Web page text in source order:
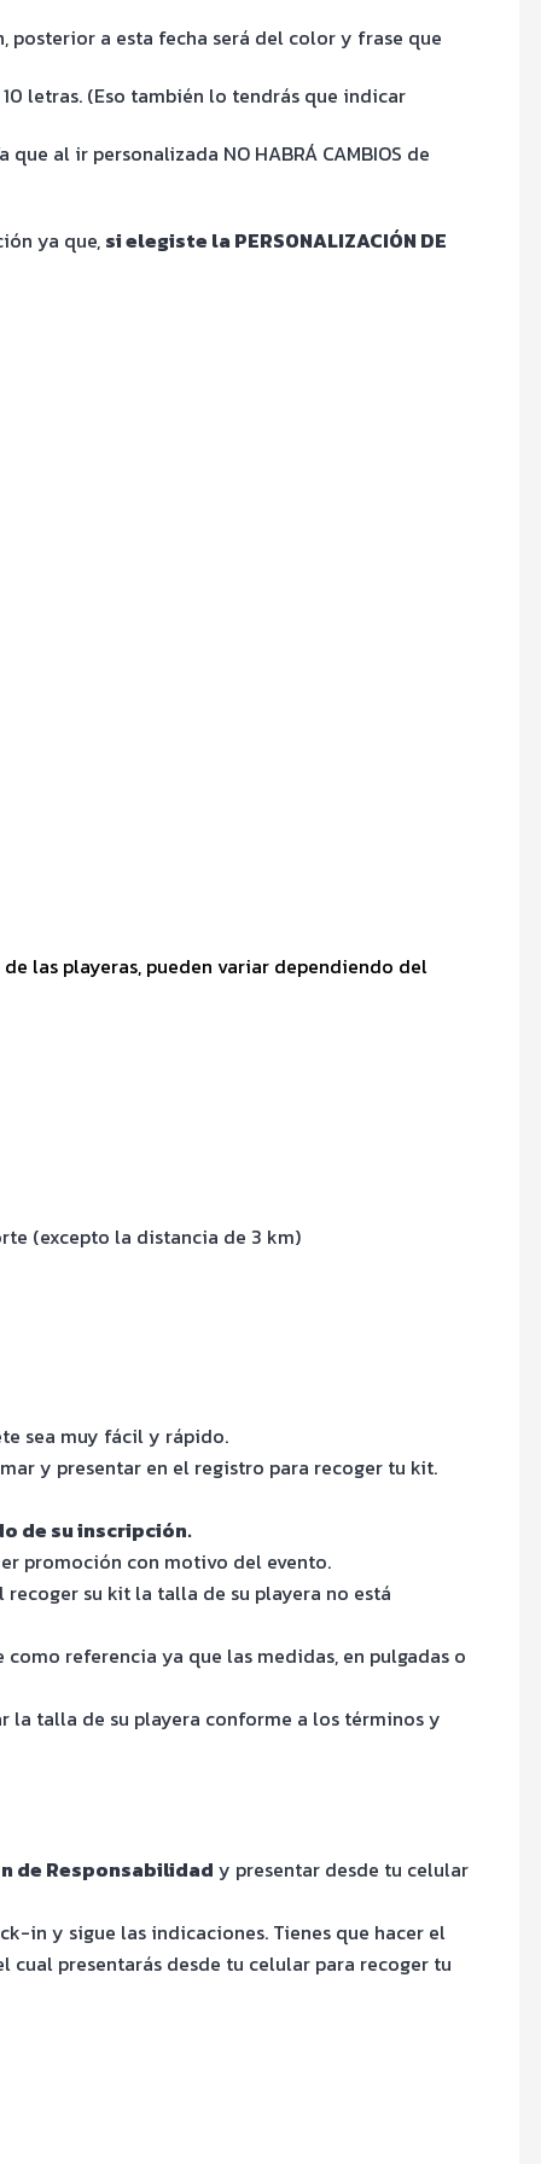
posterior a esta fecha será del color y frase que
letras. (Eso también lo tendrás que indicar
al ir personalizada NO HABRÁ CAMBIOS de
ya que, si elegiste la PERSONALIZACIÓN DE
las playeras, pueden variar dependiendo del
(excepto la distancia de 3 km)
sea muy fácil y rápido.
y presentar en el registro para recoger tu kit.
de su inscripción.
promoción con motivo del evento.
su kit la talla de su playera no está
referencia ya que las medidas, en pulgadas o
la talla de su playera conforme a los términos y
de Responsabilidad y presentar desde tu celular
in y sigue las indicaciones. Tienes que hacer el
cual presentarás desde tu celular para recoger tu